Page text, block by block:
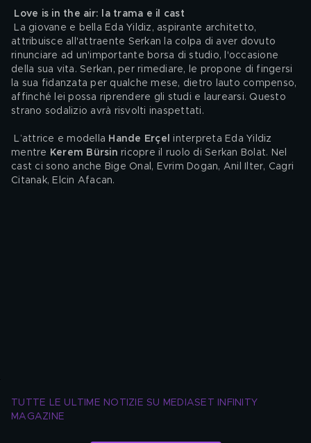
Love is in the air: la trama e il cast
attribuisce all'attraente Serkan la colpa di aver dovuto
rinunciare ad un'importante borsa di studio, l'occasione
della sua vita. Serkan, per rimediare, le propone di fingersi
la sua fidanzata per qualche mese, dietro lauto compenso,
affinché lei possa riprendere gli studi e laurearsi. Questo
strano sodalizio avrà risvolti inaspettati.
L’attrice e modella Hande Erçel
interpreta Eda Yildiz
mentre Kerem Bürsin ricopre il ruolo di Serkan Bolat. Nel
cast ci sono anche Bige Onal, Evrim Dogan, Anil Ilter, Cagri
Citanak, Elcin Afacan.
TUTTE LE ULTIME NOTIZIE SU MEDIASET INFINITY
MAGAZINE